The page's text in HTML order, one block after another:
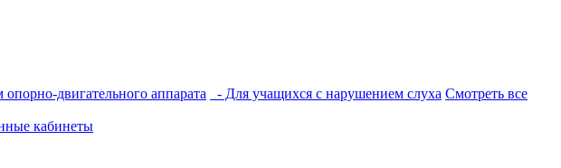
двигательного аппарата - Для учащихся с нарушением слуха Смотреть все
кабинеты